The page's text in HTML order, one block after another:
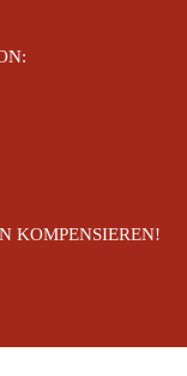
KOMPENSIEREN!